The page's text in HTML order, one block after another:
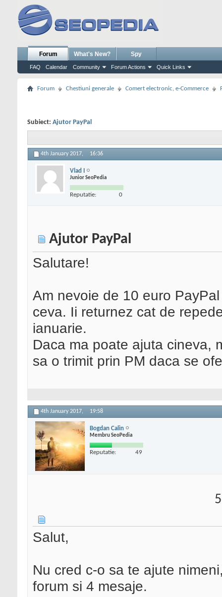
Forum
FAQ Calendar Community Forum Actions Quick Links
What's New? Spy
Forum Chestiuni generale Comert electronic, e-Commerce
Subiect: Ajutor PayPal
4th January 2017, 16:36
Vlad I
Junior SeoPedia
Reputatie: 0
Ajutor PayPal
Salutare!
Am nevoie de 10 euro
ceva. Ii returnez cat de
ianuarie.
Daca ma poate ajuta cineva,
sa o trimit prin PM daca se
4th January 2017, 19:58
Bogdan Calin
Membru SeoPedia
Reputatie: 49
Salut,
Nu cred c-o sa te ajute
forum si 4 mesaje.